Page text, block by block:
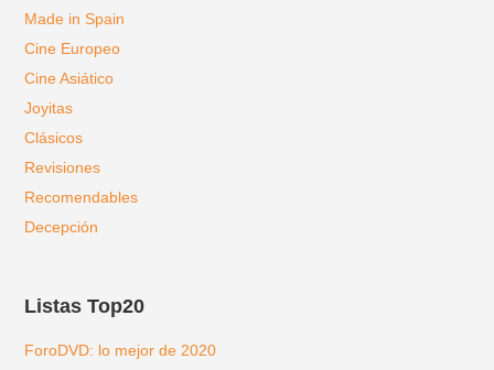
Made in Spain
Cine Europeo
Cine Asiático
Joyitas
Clásicos
Revisiones
Recomendables
Decepción
Listas Top20
ForoDVD: lo mejor de 2020